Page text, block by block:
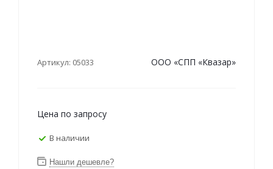
Артикул: 05033 ООО «СПП «Квазар»
Цена по запросу
В наличии
Нашли дешевле?